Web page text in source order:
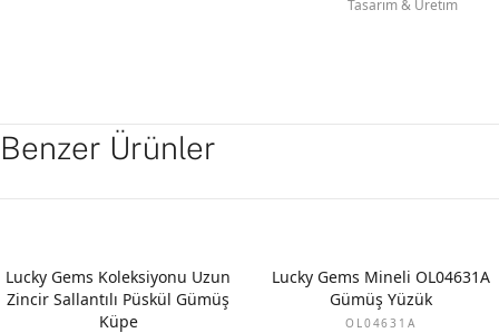
Tasarım & Üretim
Benzer Ürünler
Lucky Gems Koleksiyonu Uzun
Zincir Sallantılı Püskül Gümüş
Küpe
Lucky Gems Mineli OL04631A
Gümüş Yüzük
OL04631A